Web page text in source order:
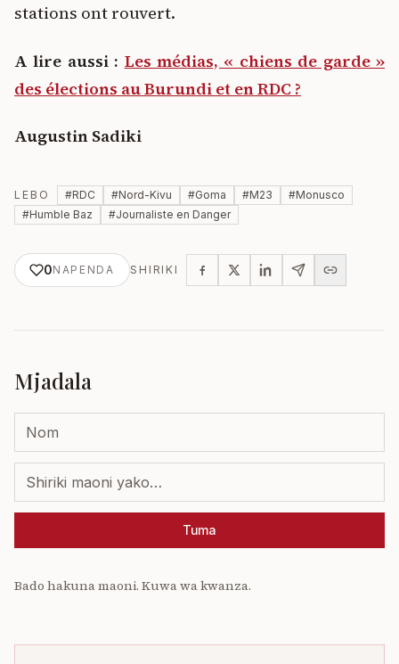
stations ont rouvert.
A lire aussi : Les médias, « chiens de garde »
des élections au Burundi et en RDC ?
Augustin Sadiki
LEBO #RDC #Nord-Kivu #Goma #M23 #Monusco
#Humble Baz #Journaliste en Danger
0NAPENDA SHIRIKI
Mjadala
Tuma
Bado hakuna maoni. Kuwa wa kwanza.